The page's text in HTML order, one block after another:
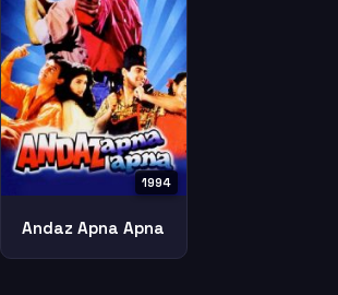
1994
Andaz Apna Apna